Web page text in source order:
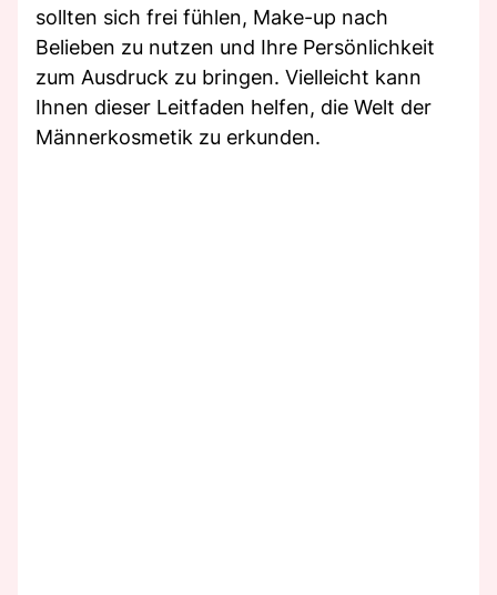
sollten sich frei fühlen, Make-up nach
Belieben zu nutzen und Ihre Persönlichkeit
zum Ausdruck zu bringen. Vielleicht kann
Ihnen dieser Leitfaden helfen, die Welt der
Männerkosmetik zu erkunden.